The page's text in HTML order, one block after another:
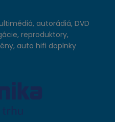
autorádiá, DVD
reproduktory,
auto hifi doplnky